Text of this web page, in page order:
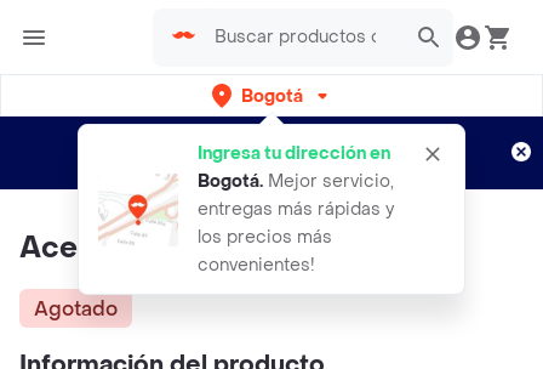
Bogotá
Ingresa tu dirección en
Bogotá. Mejor servicio,
entregas más rápidas y
los precios más
convenientes!
envíos gratis por semanas
Aplican TyC
Aceite After Shave Glass Skin
Agotado